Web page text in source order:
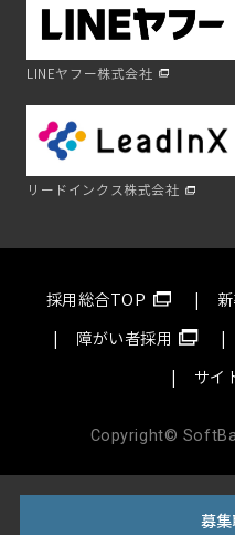
募
LINEヤフー株式会社
リードインクス株式会社
採用総合TOP
障がい者採用
サイ
Copyright©